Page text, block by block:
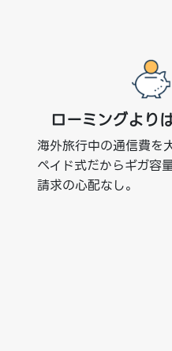
ローミングより
海外旅行中の通信費を
ペイド式だからギガ容
請求の心配なし。